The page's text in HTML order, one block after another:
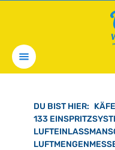
DU BIST HIER:
133